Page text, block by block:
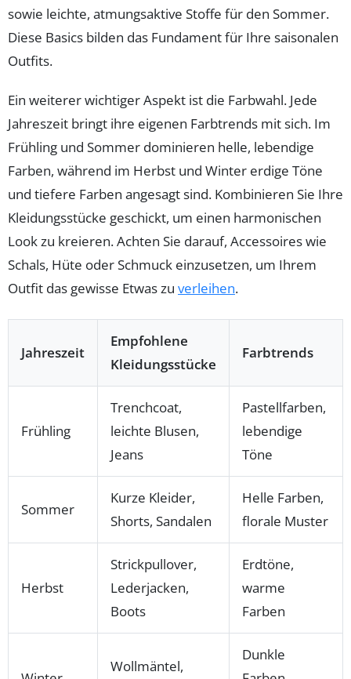
sowie leichte, atmungsaktive Stoffe für den Sommer.
Diese Basics bilden das Fundament für Ihre saisonalen
Outfits.
Ein weiterer wichtiger Aspekt ist die Farbwahl. Jede
Jahreszeit bringt ihre eigenen Farbtrends mit sich. Im
Frühling und Sommer dominieren helle, lebendige
Farben, während im Herbst und Winter erdige Töne
und tiefere Farben angesagt sind. Kombinieren Sie Ihre
Kleidungsstücke geschickt, um einen harmonischen
Look zu kreieren. Achten Sie darauf, Accessoires wie
Schals, Hüte oder Schmuck einzusetzen, um Ihrem
Outfit das gewisse Etwas zu verleihen.
Jahreszeit
Empfohlene
Kleidungsstücke
Farbtrends
Frühling
Trenchcoat,
leichte Blusen,
Jeans
Pastellfarben,
lebendige
Töne
Sommer
Kurze Kleider,
Shorts, Sandalen
Helle Farben,
florale Muster
Herbst
Strickpullover,
Lederjacken,
Boots
Erdtöne,
warme
Farben
Wollmäntel,
Dunkle